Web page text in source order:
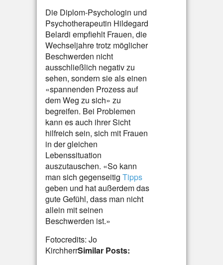
Die Diplom-Psychologin und
Psychotherapeutin Hildegard
Belardi empfiehlt Frauen, die
Wechseljahre trotz möglicher
Beschwerden nicht
ausschließlich negativ zu
sehen, sondern sie als einen
«spannenden Prozess auf
dem Weg zu sich» zu
begreifen. Bei Problemen
kann es auch ihrer Sicht
hilfreich sein, sich mit Frauen
in der gleichen
Lebenssituation
auszutauschen. «So kann
man sich gegenseitig Tipps
geben und hat außerdem das
gute Gefühl, dass man nicht
allein mit seinen
Beschwerden ist.»
Fotocredits: Jo
KirchherrSimilar Posts: